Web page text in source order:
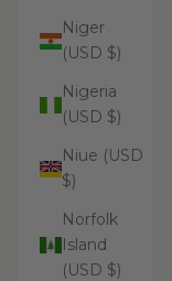
Niger
(USD $)
Nigeria
(USD $)
Niue (USD
$)
Norfolk
Island
(USD $)